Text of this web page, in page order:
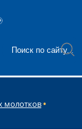
молотков